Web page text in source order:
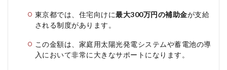
東京都では、住宅向けに最大300万円の補助金が支給
される制度があります。
この金額は、家庭用太陽光発電システムや蓄電池の導
入において非常に大きなサポートになります。